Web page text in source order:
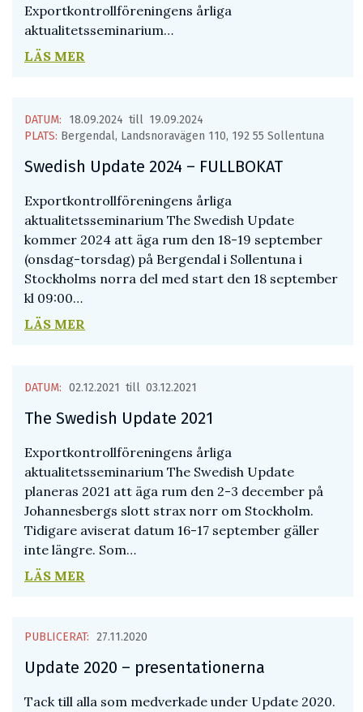
Exportkontrollföreningens årliga
aktualitetsseminarium…
LÄS MER
DATUM: 18.09.2024 till 19.09.2024
PLATS: Bergendal, Landsnoravägen 110, 192 55 Sollentuna
Swedish Update 2024 – FULLBOKAT
Exportkontrollföreningens årliga
aktualitetsseminarium The Swedish Update
kommer 2024 att äga rum den 18-19 september
(onsdag-torsdag) på Bergendal i Sollentuna i
Stockholms norra del med start den 18 september
kl 09:00…
LÄS MER
DATUM: 02.12.2021 till 03.12.2021
The Swedish Update 2021
Exportkontrollföreningens årliga
aktualitetsseminarium The Swedish Update
planeras 2021 att äga rum den 2-3 december på
Johannesbergs slott strax norr om Stockholm.
Tidigare aviserat datum 16-17 september gäller
inte längre. Som…
LÄS MER
PUBLICERAT: 27.11.2020
Update 2020 – presentationerna
Tack till alla som medverkade under Update 2020.